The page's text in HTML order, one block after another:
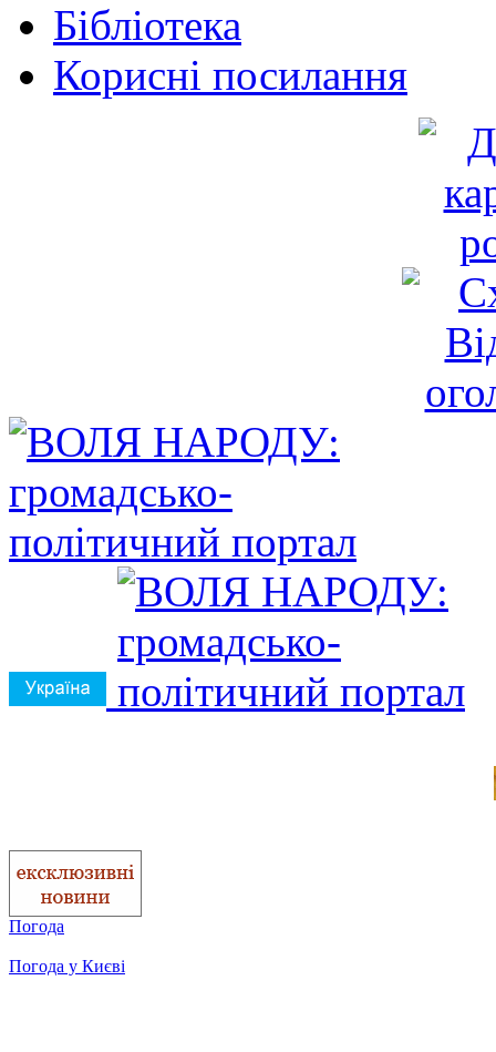
Бібліотека
Корисні посилання
Погода
Погода у Києві